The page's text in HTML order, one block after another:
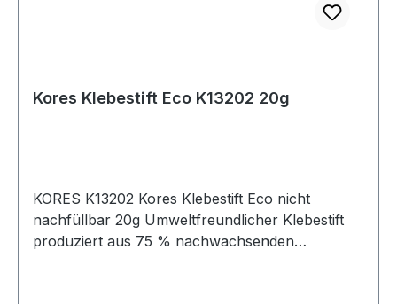
Kores Klebestift Eco K13202 20g
KORES K13202 Kores Klebestift Eco nicht
nachfüllbar 20g Umweltfreundlicher Klebestift
produziert aus 75 % nachwachsenden